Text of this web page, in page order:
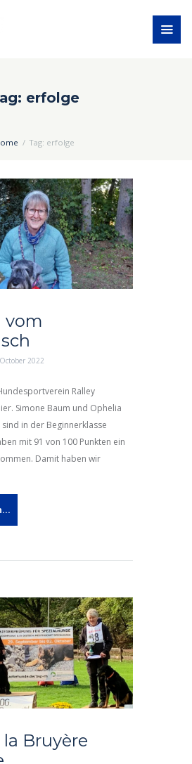
erfolge
Tag: erfolge
vom
2022
Ralley
Simone Baum und Ophelia
in der Beginnerklasse
mit 91 von 100 Punkten ein
Damit haben wir
Bruyère